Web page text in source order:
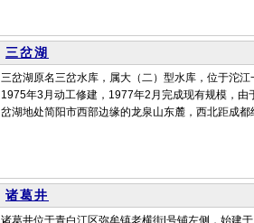
三岔湖
三岔湖原名三岔水库，属大（二）型水库，位于沱
1975年3月动工修建，1977年2月完成现有规模，由
岔湖地处简阳市西部边缘的龙泉山东麓，西北距成
诸葛井
诸葛井位于青白江区弥牟镇老横街l号铺左侧，始建